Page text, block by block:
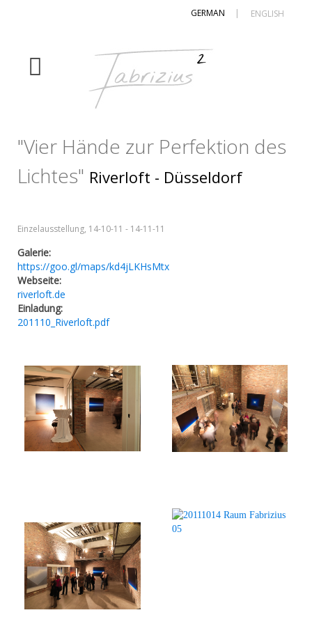
GERMAN | ENGLISH
"Vier Hände zur Perfektion des
Lichtes" Riverloft - Düsseldorf
Einzelausstellung, 14-10-11 - 14-11-11
Galerie:
https://goo.gl/maps/kd4jLKHsMtx
Webseite:
riverloft.de
Einladung:
201110_Riverloft.pdf